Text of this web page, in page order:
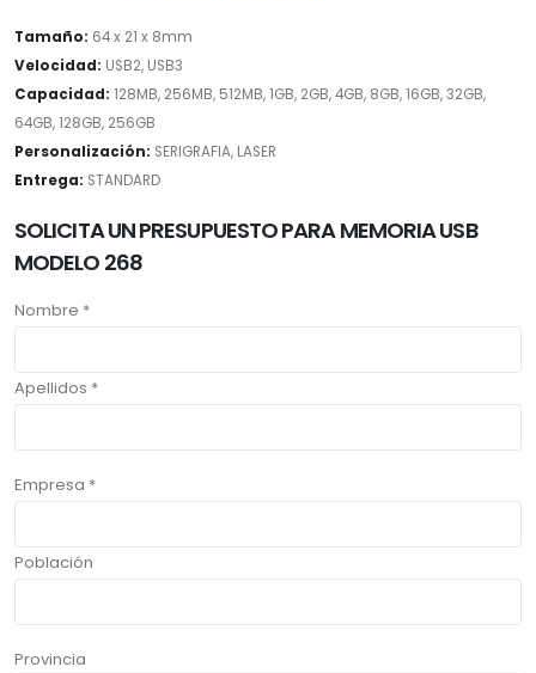
Tamaño: 64 x 21 x 8mm
Velocidad: USB2, USB3
Capacidad: 128MB, 256MB, 512MB, 1GB, 2GB, 4GB, 8GB, 16GB, 32GB,
64GB, 128GB, 256GB
Personalización: SERIGRAFIA, LASER
Entrega: STANDARD
SOLICITA UN PRESUPUESTO PARA MEMORIA USB
MODELO 268
Nombre *
Apellidos *
Empresa *
Población
Provincia